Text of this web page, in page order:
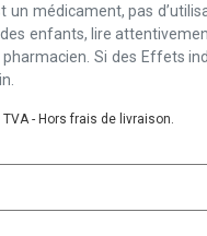
un médicament, pas
enfants, lire
Si des Effets
- Hors frais de livraison.